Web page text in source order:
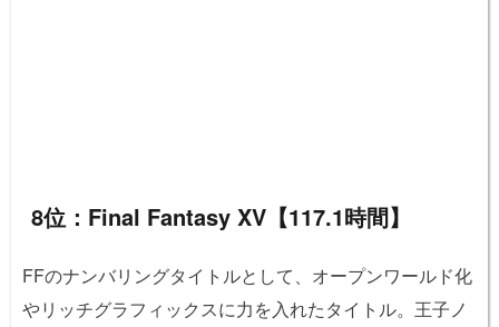
8位：Final Fantasy XV【117.1時間】
FFのナンバリングタイトルとして、オープンワールド化
やリッチグラフィックスに力を入れたタイトル。王子ノ